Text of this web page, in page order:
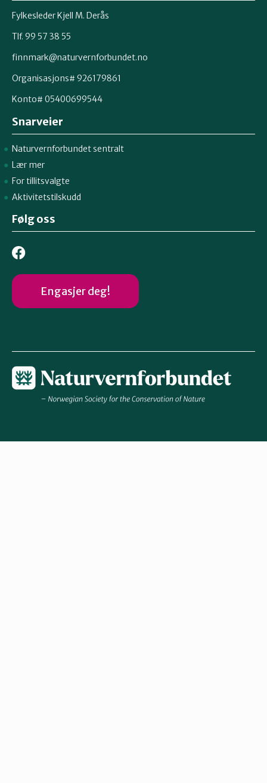
Fylkesleder Kjell M. Derås
Tlf. 99 57 38 55
finnmark@naturvernforbundet.no
Organisasjons# 926179861
Konto# 05400699544
Snarveier
Naturvernforbundet sentralt
Lær mer
For tillitsvalgte
Aktivitetstilskudd
Følg oss
Engasjer deg!